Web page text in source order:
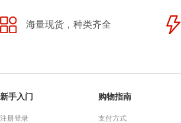
海量现货，种类齐全
新手入门
注册登录
购物指南
支付方式